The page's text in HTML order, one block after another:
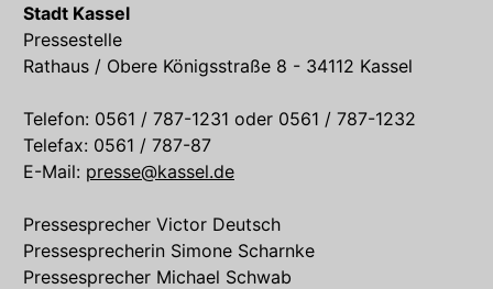
Stadt Kassel
Pressestelle
Rathaus / Obere Königsstraße 8 - 34112 Kassel
Telefon: 0561 / 787-1231 oder 0561 / 787-1232
Telefax: 0561 / 787-87
E-Mail: presse@kassel.de
Pressesprecher Victor Deutsch
Pressesprecherin Simone Scharnke
Pressesprecher Michael Schwab